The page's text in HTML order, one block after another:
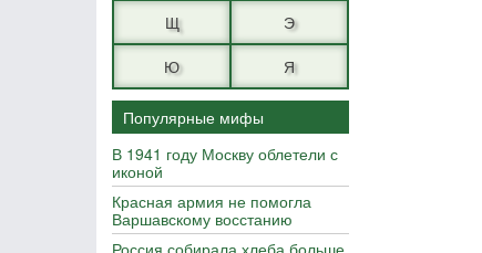
Щ
Э
Ю
Я
Популярные мифы
В 1941 году Москву облетели с
иконой
Красная армия не помогла
Варшавскому восстанию
Россия собирала хлеба больше